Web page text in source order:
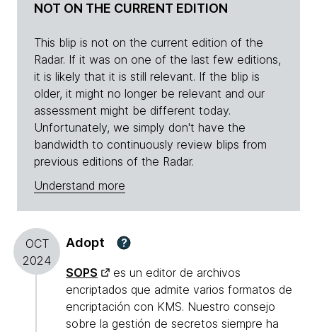
NOT ON THE CURRENT EDITION
This blip is not on the current edition of the
Radar. If it was on one of the last few editions,
it is likely that it is still relevant. If the blip is
older, it might no longer be relevant and our
assessment might be different today.
Unfortunately, we simply don't have the
bandwidth to continuously review blips from
previous editions of the Radar.
Understand more
OCT
2024
Adopt ?
SOPS
es un editor de archivos
encriptados que admite varios formatos de
encriptación con KMS. Nuestro consejo
sobre la gestión de secretos siempre ha